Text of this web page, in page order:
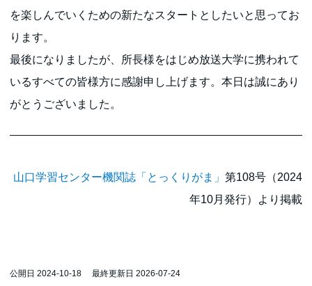
を楽しんでいくための新たなスタートとしたいと思ってお
ります。
最後になりましたが、所長様をはじめ放送大学に携われて
いるすべての皆様方に感謝申し上げます。本日は誠にあり
がとうございました。
山口学習センター機関誌「とっくりがま」 第108号（2024
年10月発行）より掲載
公開日 2024-10-18 最終更新日 2026-07-24